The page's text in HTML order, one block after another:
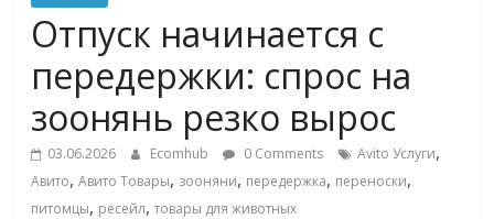
Commerce,
омниканальном
ритейле,
Отпуск начинается с
передержки: спрос на
зоонянь резко вырос
03.06.2026 Ecomhub 0 Comments Avito Услуги,
Авито,Авито Товары, зооняни, передержка, переноски,
питомцы, ресейл,товары для животных